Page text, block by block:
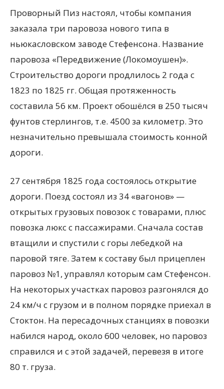
Проворный Пиз настоял, чтобы компания
заказала три паровоза нового типа в
ньюкасловском заводе Стефенсона. Название
паровоза «Передвижение (Локомоушен)».
Строительство дороги продлилось 2 года с
1823 по 1825 гг. Общая протяженность
составила 56 км. Проект обошёлся в 250 тысяч
фунтов стерлингов, т.е. 4500 за километр. Это
незначительно превышала стоимость конной
дороги.
27 сентября 1825 года состоялось открытие
дороги. Поезд состоял из 34 «вагонов» —
открытых грузовых повозок с товарами, плюс
повозка люкс с пассажирами. Сначала состав
втащили и спустили с горы лебедкой на
паровой тяге. Затем к составу был прицеплен
паровоз №1, управлял которым сам Стефенсон.
На некоторых участках паровоз разгонялся до
24 км/ч с грузом и в полном порядке приехал в
Стоктон. На пересадочных станциях в повозки
набился народ, около 600 человек, но паровоз
справился и с этой задачей, перевезя в итоге
80 т. груза.